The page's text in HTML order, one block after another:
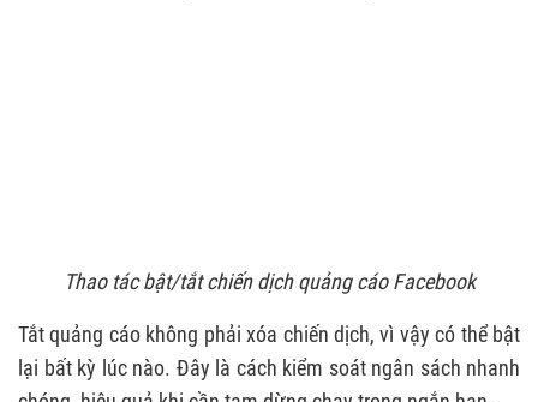
Thao tác bật/tắt chiến dịch quảng cáo Facebook
Tắt quảng cáo không phải xóa chiến dịch, vì vậy có thể bật
lại bất kỳ lúc nào. Đây là cách kiểm soát ngân sách nhanh